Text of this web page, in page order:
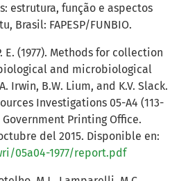
estrutura, função e aspectos
Brasil: FAPESP/FUNBIO.
E. (1977). Methods for collection
and microbiological
Irwin, B.W. Lium, and K.V. Slack.
Investigations 05-A4 (113-
Government Printing Office.
del 2015. Disponible en:
05a04-1977/report.pdf